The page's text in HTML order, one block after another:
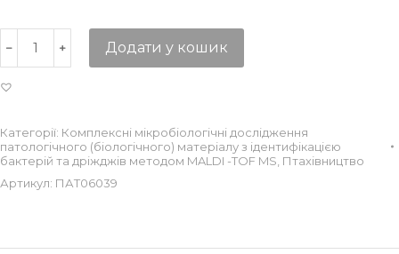
Додати у кошик
Категорії: Комплексні мікробіологічні дослідження
патологічного (біологічного) матеріалу з ідентифікацією
бактерій та дріжджів методом MALDI -TOF MS, Птахівництво
Артикул: ПАТ06039